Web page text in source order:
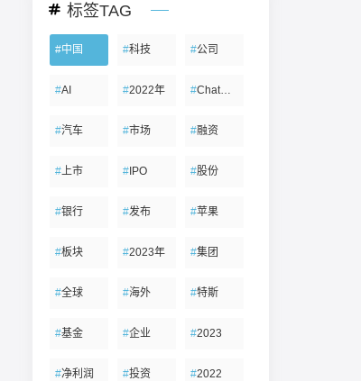
标签TAG
#中国 #科技 #公司
#AI #2022年 #ChatGPT
#汽车 #市场 #融资
#上市 #IPO #股份
#银行 #发布 #苹果
#板块 #2023年 #集团
#全球 #海外 #特斯
#基金 #企业 #2023
#净利润 #投资 #2022